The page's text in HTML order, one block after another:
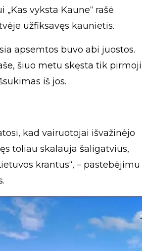
vyksta Kaune“ rašė
užfiksavęs kaunietis.
apsemtos buvo abi juostos.
šiuo metu skęsta tik pirmoji
iš jos.
kad vairuotojai išvažinėjo
toliau skalauja šaligatvius,
krantus“, – pastebėjimu